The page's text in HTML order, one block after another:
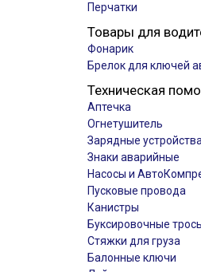
Перчатки
Товары для
Фонарик
Брелок для ключей
Техническая
Аптечка
Огнетушитель
Зарядные
Знаки аварийные
Насосы и
Пусковые провода
Канистры
Буксировочные
Стяжки для груза
Балонные ключи